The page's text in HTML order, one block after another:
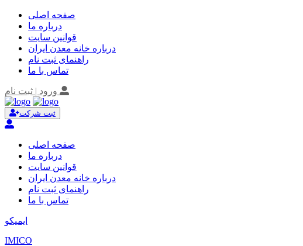
صفحه اصلی
درباره ما
قوانین سایت
درباره خانه معدن ایران
راهنمای ثبت نام
تماس با ما
ورود | ثبت نام
ثبت شرکت
صفحه اصلی
درباره ما
قوانین سایت
درباره خانه معدن ایران
راهنمای ثبت نام
تماس با ما
ایمیکو
IMICO